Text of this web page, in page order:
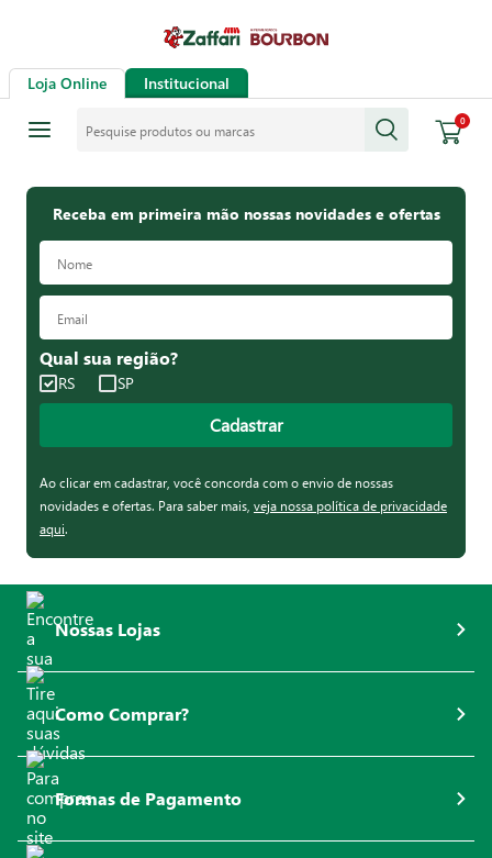
Loja Online Institucional
0
Receba em primeira mão nossas novidades e ofertas
Qual sua região?
RS SP
Cadastrar
Ao clicar em cadastrar, você concorda com o envio de nossas
novidades e ofertas. Para saber mais, veja nossa política de privacidade
aqui.
Nossas Lojas
Como Comprar?
Formas de Pagamento